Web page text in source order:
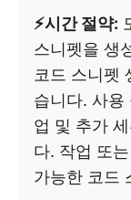
⚡시간 절약:
스니펫을 생
코드 스니펫
습니다. 사용
업 및 추가
다. 작업 또
가능한 코드